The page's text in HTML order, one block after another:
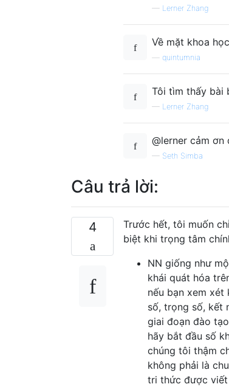
— Lerner Zhang
Về mặt khoa
quintumnia
Tôi tìm thấy bài
— Lerner Zhang
@lerner cảm ơn
— Seth Simba
Câu trả lời:
4
Trước hết, tôi muốn
biệt khi trọng tâm
NN giống như
khái quát hóa
nếu bạn xem
số, trọng số, kết
giai đoạn đào
hãy bắt đầu số
chúng tôi thậm
không phải là
tri thức được viết